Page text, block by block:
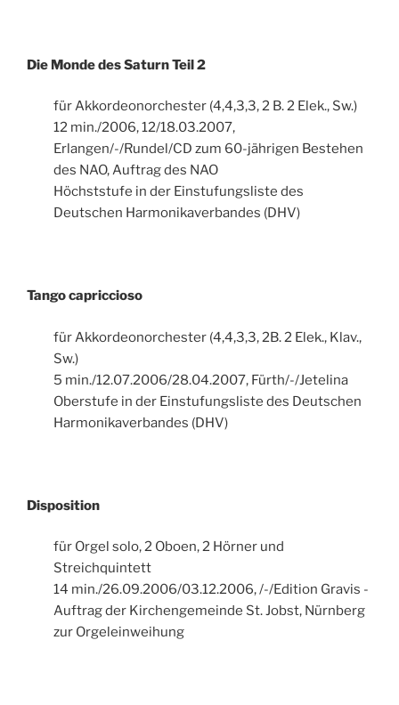
Die Monde des Saturn Teil 2
für Akkordeonorchester (4,4,3,3, 2 B. 2 Elek., Sw.)
12 min./2006, 12/18.03.2007,
Erlangen/-/Rundel/CD zum 60-jährigen Bestehen
des NAO, Auftrag des NAO
Höchststufe in der Einstufungsliste des
Deutschen Harmonikaverbandes (DHV)
Tango capriccioso
für Akkordeonorchester (4,4,3,3, 2B. 2 Elek., Klav.,
Sw.)
5 min./12.07.2006/28.04.2007, Fürth/-/Jetelina
Oberstufe in der Einstufungsliste des Deutschen
Harmonikaverbandes (DHV)
Disposition
für Orgel solo, 2 Oboen, 2 Hörner und
Streichquintett
14 min./26.09.2006/03.12.2006, /-/Edition Gravis -
Auftrag der Kirchengemeinde St. Jobst, Nürnberg
zur Orgeleinweihung